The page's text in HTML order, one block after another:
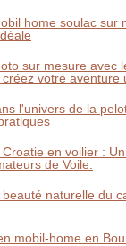
home soulac sur
sur mesure avec
votre aventure
l'univers de la
en voilier :
de Voile.
naturelle du
mobil-home en